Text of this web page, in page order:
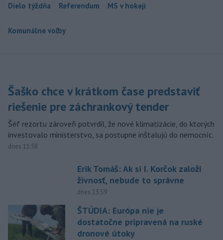
Dielo týždňa Referendum MS v hokeji
Komunálne voľby
Šaško chce v krátkom čase predstaviť
riešenie pre záchrankový tender
Šéf rezortu zároveň potvrdil, že nové klimatizácie, do ktorých
investovalo ministerstvo, sa postupne inštalujú do nemocníc.
dnes 11:58
Erik Tomáš: Ak si I. Korčok založí
živnosť, nebude to správne
dnes 13:59
ŠTÚDIA: Európa nie je
dostatočne pripravená na ruské
dronové útoky